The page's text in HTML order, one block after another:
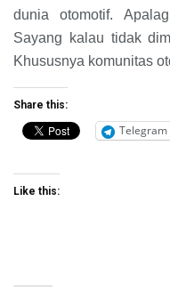
dunia otomotif.
Sayang kalau tidak
Khususnya komunitas
Share this:
Telegram
Like this: